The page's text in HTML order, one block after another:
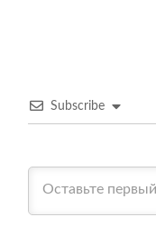
Subscribe